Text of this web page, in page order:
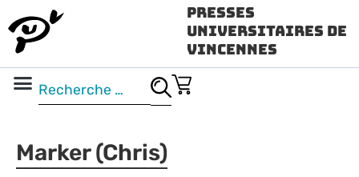
Presses
Universitaires de
Vincennes
Marker (Chris)